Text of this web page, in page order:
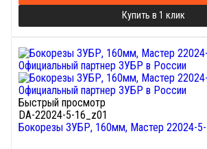
Купить в 1 клик
Быстрый просмотр
DA-22024-5-16_z01
Бокорезы ЗУБР, 160мм, Мастер 22024-